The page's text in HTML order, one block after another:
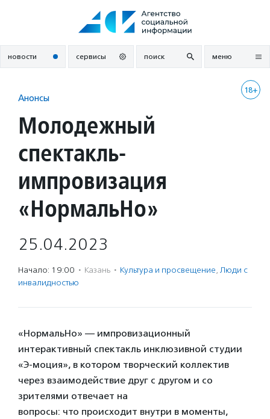
новости сервисы поиск меню
18+
Анонсы
Молодежный
спектакль-
импровизация
«НормальНо»
25.04.2023
Начало: 19:00 · Казань · Культура и просвещение, Люди с
инвалидностью
«НормальНо» — импровизационный
интерактивный спектакль инклюзивной студии
«Э-моция», в котором творческий коллектив
через взаимодействие друг c другом и со
зрителями отвечает на
вопросы: что происходит внутри в моменты,